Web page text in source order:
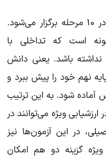
آزمون‌های تیزهوشان گزینه دو در ۱۰ مرحله برگزار می‌شود.
است که تداخلی با
باشد. یعنی دانش
نهم خود را پیش ببرد و
آماده شود. به این ترتیب
ویژه می‌توانند در
در این آزمون‌ها نیز
گزینه دو هم امکان